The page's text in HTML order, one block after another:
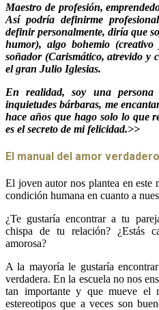
Maestro de profesión,
Así podría definirme
definir personalmente, diría que
humor), algo bohemio
soñador (Carismático, atrevido y
el gran Julio Iglesias.
En realidad, soy una
inquietudes bárbaras, me
hace años que hago solo lo que
es el secreto de mi felicidad.>>
El manual del amor verdadero
El joven autor nos plantea en este
condición humana en cuanto a
¿Te gustaría encontrar a tu
chispa de tu relación? ¿Estás
amorosa?
A la mayoría le gustaría
verdadera. En la escuela no nos
tan importante y que mueve el
estereotipos que a veces son